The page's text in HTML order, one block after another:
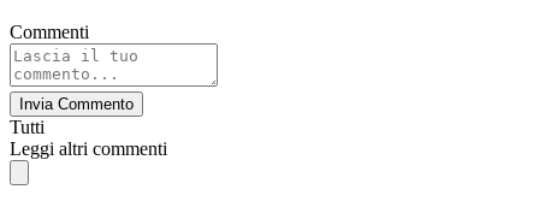
Commenti
Invia Commento
Tutti
Leggi altri commenti